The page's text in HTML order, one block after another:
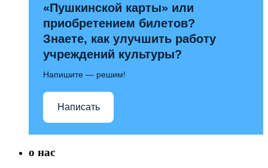
«Пушкинской карты» или
приобретением билетов?
Знаете, как улучшить работу
учреждений культуры?
Напишите — решим!
Написать
о нас